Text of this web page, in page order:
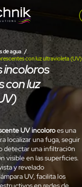
de agua
con luz ultravioleta (UV)
incoloros
con luz
UV incoloroes una
localizar una fuga, seguir
detectar una infiltración
visible en las superficies.
y revelado
UV, facilita los